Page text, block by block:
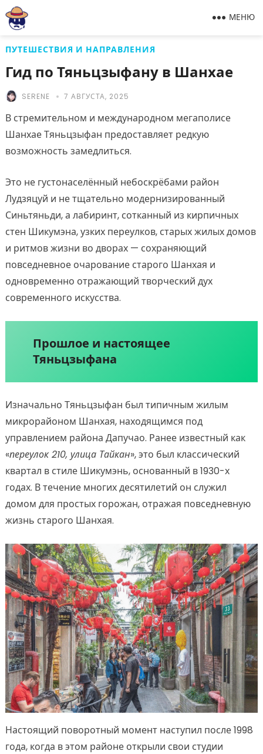
МЕНЮ
ПУТЕШЕСТВИЯ И НАПРАВЛЕНИЯ
Гид по Тяньцзыфану в Шанхае
SERENE 7 АВГУСТА, 2025
В стремительном и международном мегаполисе
Шанхае Тяньцзыфан предоставляет редкую
возможность замедлиться.
Это не густонаселённый небоскрёбами район
Лудзяцуй и не тщательно модернизированный
Синьтяньди, а лабиринт, сотканный из кирпичных
стен Шикумэна, узких переулков, старых жилых домов
и ритмов жизни во дворах — сохраняющий
повседневное очарование старого Шанхая и
одновременно отражающий творческий дух
современного искусства.
Прошлое и настоящее
Тяньцзыфана
Изначально Тяньцзыфан был типичным жилым
микрорайоном Шанхая, находящимся под
управлением района Дапучао. Ранее известный как
«переулок 210, улица Тайкан», это был классический
квартал в стиле Шикумэнь, основанный в 1930-х
годах. В течение многих десятилетий он служил
домом для простых горожан, отражая повседневную
жизнь старого Шанхая.
Настоящий поворотный момент наступил после 1998
года, когда в этом районе открыли свои студии